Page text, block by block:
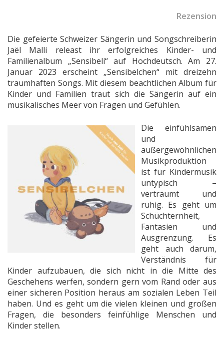
Rezension
Die gefeierte Schweizer Sängerin und Songschreiberin
Jaël Malli releast ihr erfolgreiches Kinder- und
Familienalbum „Sensibeli“ auf Hochdeutsch. Am 27.
Januar 2023 erscheint „Sensibelchen“ mit dreizehn
traumhaften Songs. Mit diesem beachtlichen Album für
Kinder und Familien traut sich die Sängerin auf ein
musikalisches Meer von Fragen und Gefühlen.
Die einfühlsamen
und
außergewöhnlichen
Musikproduktion
ist für Kindermusik
untypisch –
verträumt und
ruhig. Es geht um
Schüchternheit,
Fantasien und
Ausgrenzung. Es
geht auch darum,
Verständnis für
Kinder aufzubauen, die sich nicht in die Mitte des
Geschehens werfen, sondern gern vom Rand oder aus
einer sicheren Position heraus am sozialen Leben Teil
haben. Und es geht um die vielen kleinen und großen
Fragen, die besonders feinfühlige Menschen und
Kinder stellen.